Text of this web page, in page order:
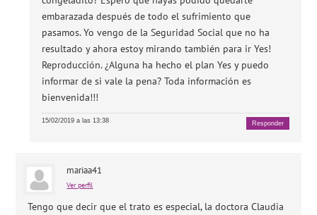
embarazada después de todo el sufrimiento que
pasamos. Yo vengo de la Seguridad Social que no ha
resultado y ahora estoy mirando también para ir Yes!
Reproducción. ¿Alguna ha hecho el plan Yes y puedo
informar de si vale la pena? Toda información es
bienvenida!!!
15/02/2019 a las 13:38 Responder
mariaa41
Ver perfil
Tengo que decir que el trato es especial, la doctora Claudia